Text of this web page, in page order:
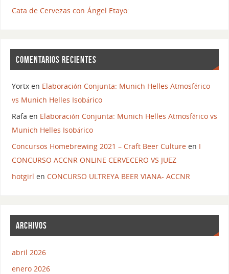
Cata de Cervezas con Ángel Etayo:
COMENTARIOS RECIENTES
Yortxen Elaboración Conjunta: Munich Helles Atmosférico
vs Munich Helles Isobárico
Rafa en Elaboración Conjunta: Munich Helles Atmosférico vs
Munich Helles Isobárico
Concursos Homebrewing 2021 – Craft Beer Cultureen I
CONCURSO ACCNR ONLINE CERVECERO VS JUEZ
hotgirl en CONCURSO ULTREYA BEER VIANA- ACCNR
ARCHIVOS
abril 2026
enero 2026